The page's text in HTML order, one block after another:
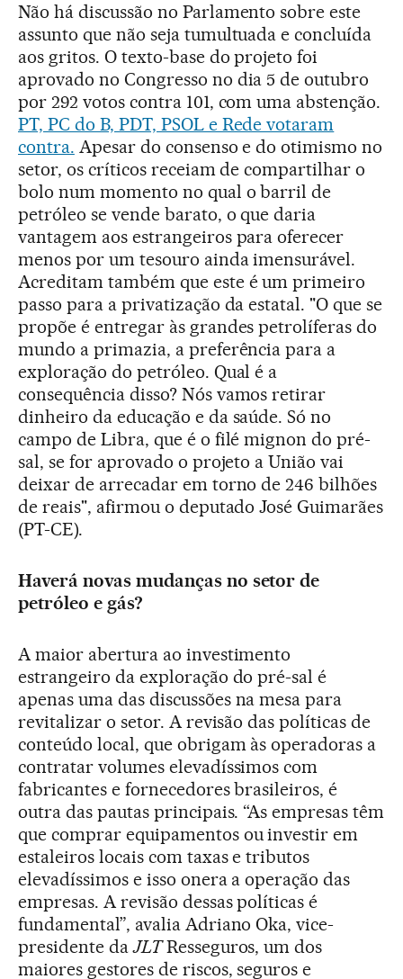
Não há discussão no Parlamento sobre este
assunto que não seja tumultuada e concluída
aos gritos. O texto-base do projeto foi
aprovado no Congresso no dia 5 de outubro
por 292 votos contra 101, com uma abstenção.
PT, PC do B, PDT, PSOL e Rede votaram
contra. Apesar do consenso e do otimismo no
setor, os críticos receiam de compartilhar o
bolo num momento no qual o barril de
petróleo se vende barato, o que daria
vantagem aos estrangeiros para oferecer
menos por um tesouro ainda imensurável.
Acreditam também que este é um primeiro
passo para a privatização da estatal. "O que se
propõe é entregar às grandes petrolíferas do
mundo a primazia, a preferência para a
exploração do petróleo. Qual é a
consequência disso? Nós vamos retirar
dinheiro da educação e da saúde. Só no
campo de Libra, que é o filé mignon do pré-
sal, se for aprovado o projeto a União vai
deixar de arrecadar em torno de 246 bilhões
de reais", afirmou o deputado José Guimarães
(PT-CE).
Haverá novas mudanças no setor de
petróleo e gás?
A maior abertura ao investimento
estrangeiro da exploração do pré-sal é
apenas uma das discussões na mesa para
revitalizar o setor. A revisão das políticas de
conteúdo local, que obrigam às operadoras a
contratar volumes elevadíssimos com
fabricantes e fornecedores brasileiros, é
outra das pautas principais. “As empresas têm
que comprar equipamentos ou investir em
estaleiros locais com taxas e tributos
elevadíssimos e isso onera a operação das
empresas. A revisão dessas políticas é
fundamental”, avalia Adriano Oka, vice-
presidente daJLTResseguros, um dos
maiores gestores de riscos, seguros e